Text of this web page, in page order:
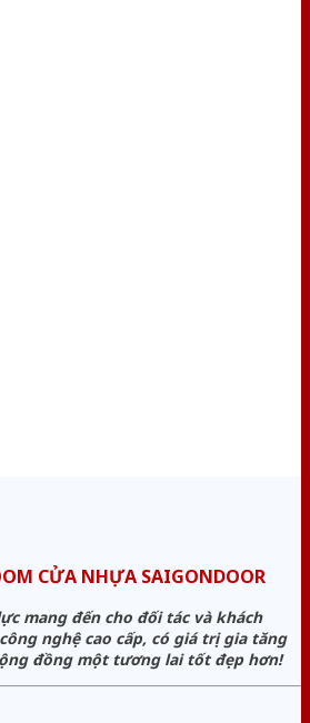
CỬA NHỰA SAIGONDOOR
mang đến cho đối tác và khách
nghệ cao cấp, có giá trị gia tăng
đồng một tương lai tốt đẹp hơn!